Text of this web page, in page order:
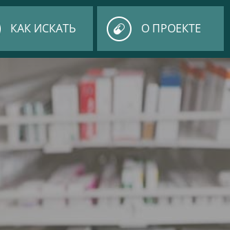
КАК ИСКАТЬ О ПРОЕКТЕ